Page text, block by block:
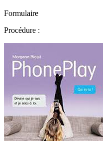
Formulaire
Procédure :